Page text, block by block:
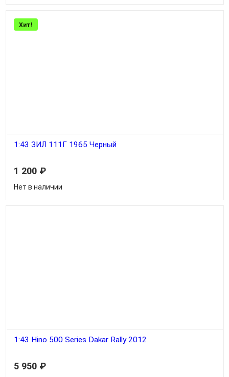
Хит!
1:43 ЗИЛ 111Г 1965 Черный
1 200 ₽
Нет в наличии
1:43 Hino 500 Series Dakar Rally 2012
5 950 ₽